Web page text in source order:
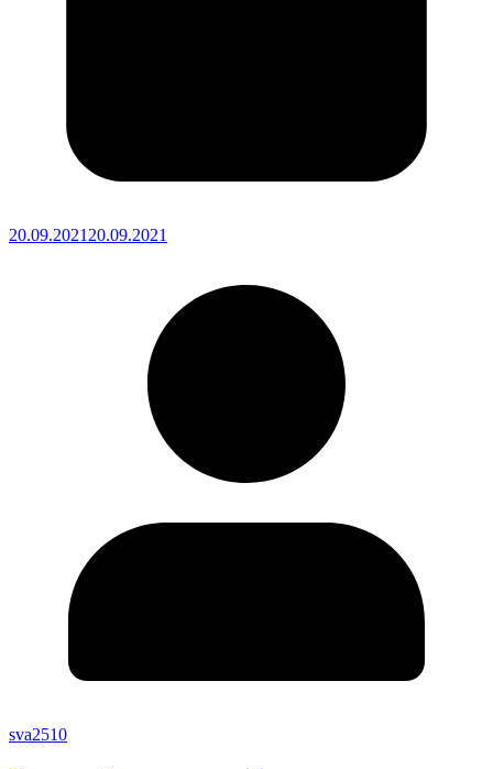
20.09.2021 20.09.2021
sva2510